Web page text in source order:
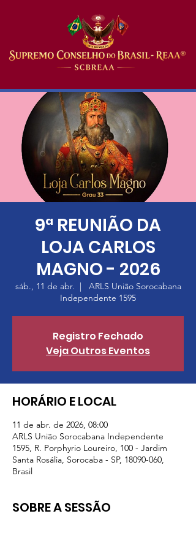
9ª REUNIÃO DA
LOJA CARLOS
MAGNO - 2026
sáb., 11 de abr.
  |
ARLS União Sorocabana
Independente 1595
Registro Fechado
Veja Outros Eventos
HORÁRIO E LOCAL
11 de abr. de 2026, 08:00
ARLS União Sorocabana Independente
1595, R. Porphyrio Loureiro, 100 - Jardim
Santa Rosália, Sorocaba - SP, 18090-060,
Brasil
SOBRE A SESSÃO